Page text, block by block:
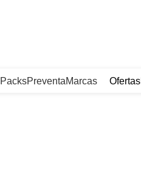
PacksPreventaMarcas Ofertas